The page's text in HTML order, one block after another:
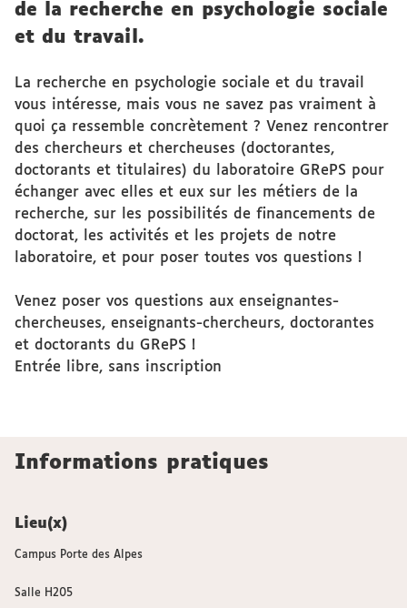
de la recherche en psychologie sociale
et du travail.
La recherche en psychologie sociale et du travail
vous intéresse, mais vous ne savez pas vraiment à
quoi ça ressemble concrètement ? Venez rencontrer
des chercheurs et chercheuses (doctorantes,
doctorants et titulaires) du laboratoire GRePS pour
échanger avec elles et eux sur les métiers de la
recherche, sur les possibilités de financements de
doctorat, les activités et les projets de notre
laboratoire, et pour poser toutes vos questions !
Venez poser vos questions aux enseignantes-
chercheuses, enseignants-chercheurs, doctorantes
et doctorants du GRePS !
Entrée libre, sans inscription
Informations pratiques
Lieu(x)
Campus Porte des Alpes
Salle H205